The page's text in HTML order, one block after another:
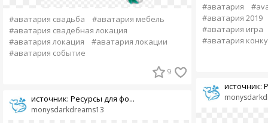
#аватария свадьба
#аватария мебель
#аватария свадебная локация
#аватария локация
#аватария локации
#аватария событие
9
monysdarkdreams13
источник: Ресурсы для фо...
#аватария
#аватария 2019
#аватария игра
#аватария
источник: